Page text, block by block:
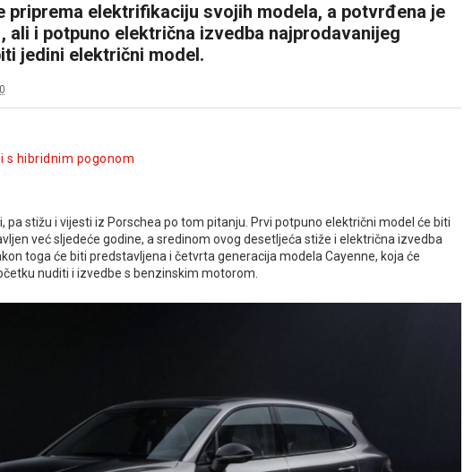
priprema elektrifikaciju svojih modela, a potvrđena je
ali i potpuno električna izvedba najprodavanijeg
jedini električni model.
s hibridnim pogonom
pa stižu i vijesti iz Porschea po tom pitanju. Prvi potpuno električni model će biti
već sljedeće godine, a sredinom ovog desetljeća stiže i električna izvedba
toga će biti predstavljena i četvrta generacija modela Cayenne, koja će
nuditi i izvedbe s benzinskim motorom.